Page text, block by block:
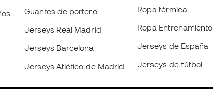
Guantes de portero
Jerseys Real Madrid
Jerseys Barcelona
Jerseys Atlético de Madrid
Ropa térmica
Ropa Entrenamiento
Jerseys de España
Jerseys de fútbol